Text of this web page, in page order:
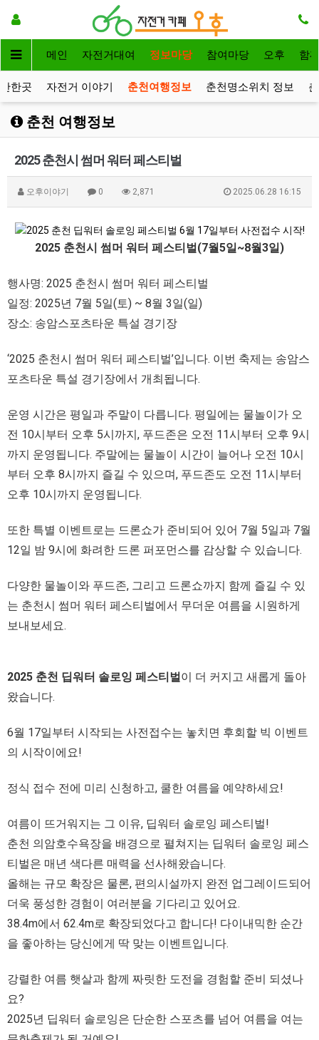
메인 자전거대여 정보마당 참여마당 오후 함
한곳 자전거 이야기 춘천여행정보 춘천명소위치 정보
춘천 여행정보
2025 춘천시 썸머 워터 페스티벌
오후이야기 0 2,871 2025.06.28 16:15
2025 춘천시 썸머 워터 페스티벌(7월5일~8월3일)
행사명: 2025 춘천시 썸머 워터 페스티벌
일정: 2025년 7월 5일(토) ~ 8월 3일(일)
장소: 송암스포츠타운 특설 경기장
‘2025 춘천시 썸머 워터 페스티벌’입니다. 이번 축제는 송암스
포츠타운 특설 경기장에서 개최됩니다.
운영 시간은 평일과 주말이 다릅니다. 평일에는 물놀이가 오
전 10시부터 오후 5시까지, 푸드존은 오전 11시부터 오후 9시
까지 운영됩니다. 주말에는 물놀이 시간이 늘어나 오전 10시
부터 오후 8시까지 즐길 수 있으며, 푸드존도 오전 11시부터
오후 10시까지 운영됩니다.
또한 특별 이벤트로는 드론쇼가 준비되어 있어 7월 5일과 7월
12일 밤 9시에 화려한 드론 퍼포먼스를 감상할 수 있습니다.
다양한 물놀이와 푸드존, 그리고 드론쇼까지 함께 즐길 수 있
는 춘천시 썸머 워터 페스티벌에서 무더운 여름을 시원하게
보내보세요.
2025 춘천 딥워터 솔로잉 페스티벌이 더 커지고 새롭게 돌아
왔습니다.
6월 17일부터 시작되는 사전접수는 놓치면 후회할 빅 이벤트
의 시작이에요!
정식 접수 전에 미리 신청하고, 쿨한 여름을 예약하세요!
여름이 뜨거워지는 그 이유, 딥워터 솔로잉 페스티벌!
춘천 의암호수욕장을 배경으로 펼쳐지는 딥워터 솔로잉 페스
티벌은 매년 색다른 매력을 선사해왔습니다.
올해는 규모 확장은 물론, 편의시설까지 완전 업그레이드되어
더욱 풍성한 경험이 여러분을 기다리고 있어요.
38.4m에서 62.4m로 확장되었다고 합니다! 다이내믹한 순간
을 좋아하는 당신에게 딱 맞는 이벤트입니다.
강렬한 여름 햇살과 함께 짜릿한 도전을 경험할 준비 되셨나
요?
2025년 딥워터 솔로잉은 단순한 스포츠를 넘어 여름을 여는